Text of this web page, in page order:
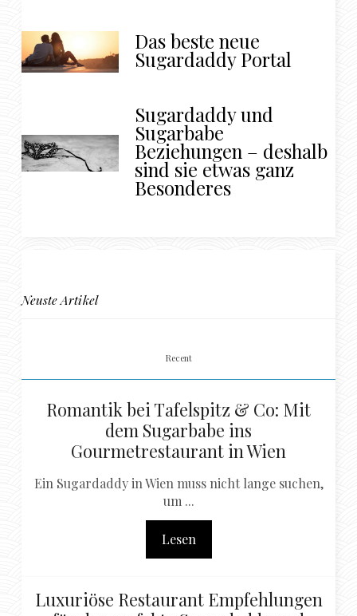
Das beste neue
Sugardaddy Portal
Sugardaddy und
Sugarbabe
Beziehungen – deshalb
sind sie etwas ganz
Besonderes
Neuste Artikel
Recent
Romantik bei Tafelspitz & Co: Mit
dem Sugarbabe ins
Gourmetrestaurant in Wien
Ein Sugardaddy in Wien muss nicht lange suchen,
um ...
Lesen
Luxuriöse Restaurant Empfehlungen